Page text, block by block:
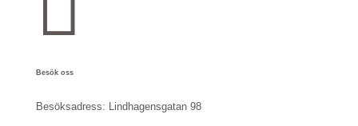
Besök oss
Besöksadress: Lindhagensgatan 98